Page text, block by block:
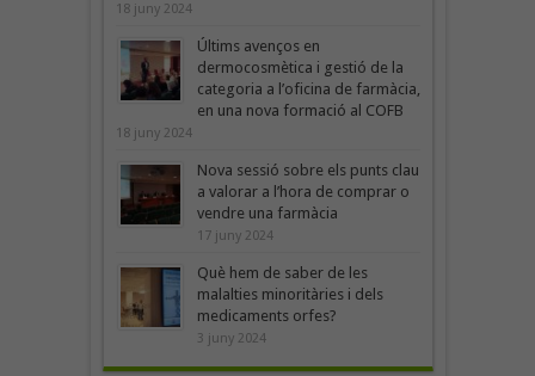
18 juny 2024
Últims avenços en
dermocosmètica i gestió de la
categoria a l’oficina de farmàcia,
en una nova formació al COFB
18 juny 2024
Nova sessió sobre els punts clau
a valorar a l’hora de comprar o
vendre una farmàcia
17 juny 2024
Què hem de saber de les
malalties minoritàries i dels
medicaments orfes?
3 juny 2024